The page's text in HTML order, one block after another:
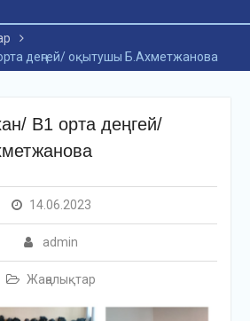
тіл –
символы»
байқауы
деңгей/ оқытушы Б.Ахметжанова
В1 орта деңгей/
14.06.2023
admin
Жаңалықтар